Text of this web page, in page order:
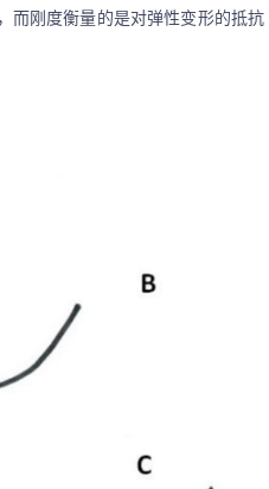
而刚度衡量的是对弹性变形的抵抗